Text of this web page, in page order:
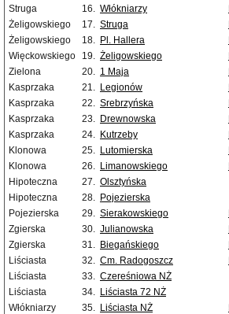
Struga
16. Włókniarzy
Żeligowskiego
17. Struga
Żeligowskiego
18. Pl. Hallera
Więckowskiego
19. Żeligowskiego
Zielona
20. 1 Maja
Kasprzaka
21. Legionów
Kasprzaka
22. Srebrzyńska
Kasprzaka
23. Drewnowska
Kasprzaka
24. Kutrzeby
Klonowa
25. Lutomierska
Klonowa
26. Limanowskiego
Hipoteczna
27. Olsztyńska
Hipoteczna
28. Pojezierska
Pojezierska
29. Sierakowskiego
Zgierska
30. Julianowska
Zgierska
31. Biegańskiego
Liściasta
32. Cm. Radogoszcz
Liściasta
33. Czereśniowa NŻ
Liściasta
34. Liściasta 72 NŻ
Włókniarzy
35. Liściasta NŻ